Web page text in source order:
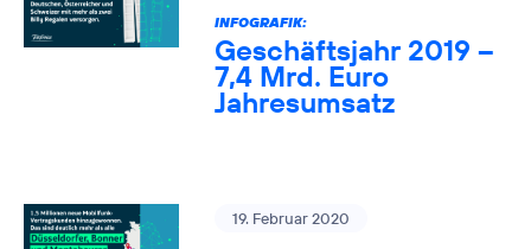
INFOGRAFIK:
Geschäftsjahr 2019 –
7,4 Mrd. Euro
Jahresumsatz
19. Februar 2020